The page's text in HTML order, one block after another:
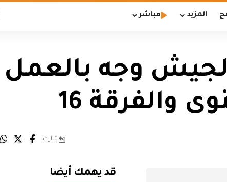
المزيد مباشر
الجيش وجه
والفرقة 16
شارك
قد يهمك أيضا